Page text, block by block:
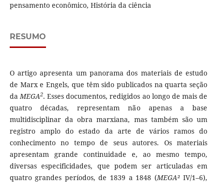
pensamento econômico, História da ciência
RESUMO
O artigo apresenta um panorama dos materiais de estudo
de Marx e Engels, que têm sido publicados na quarta seção
daMEGA2. Esses documentos, redigidos ao longo de mais de
quatro décadas, representam não apenas a base
multidisciplinar da obra marxiana, mas também são um
registro amplo do estado da arte de vários ramos do
conhecimento no tempo de seus autores. Os materiais
apresentam grande continuidade e, ao mesmo tempo,
diversas especificidades, que podem ser articuladas em
quatro grandes períodos, de 1839 a 1848 (MEGA²IV/1–6),